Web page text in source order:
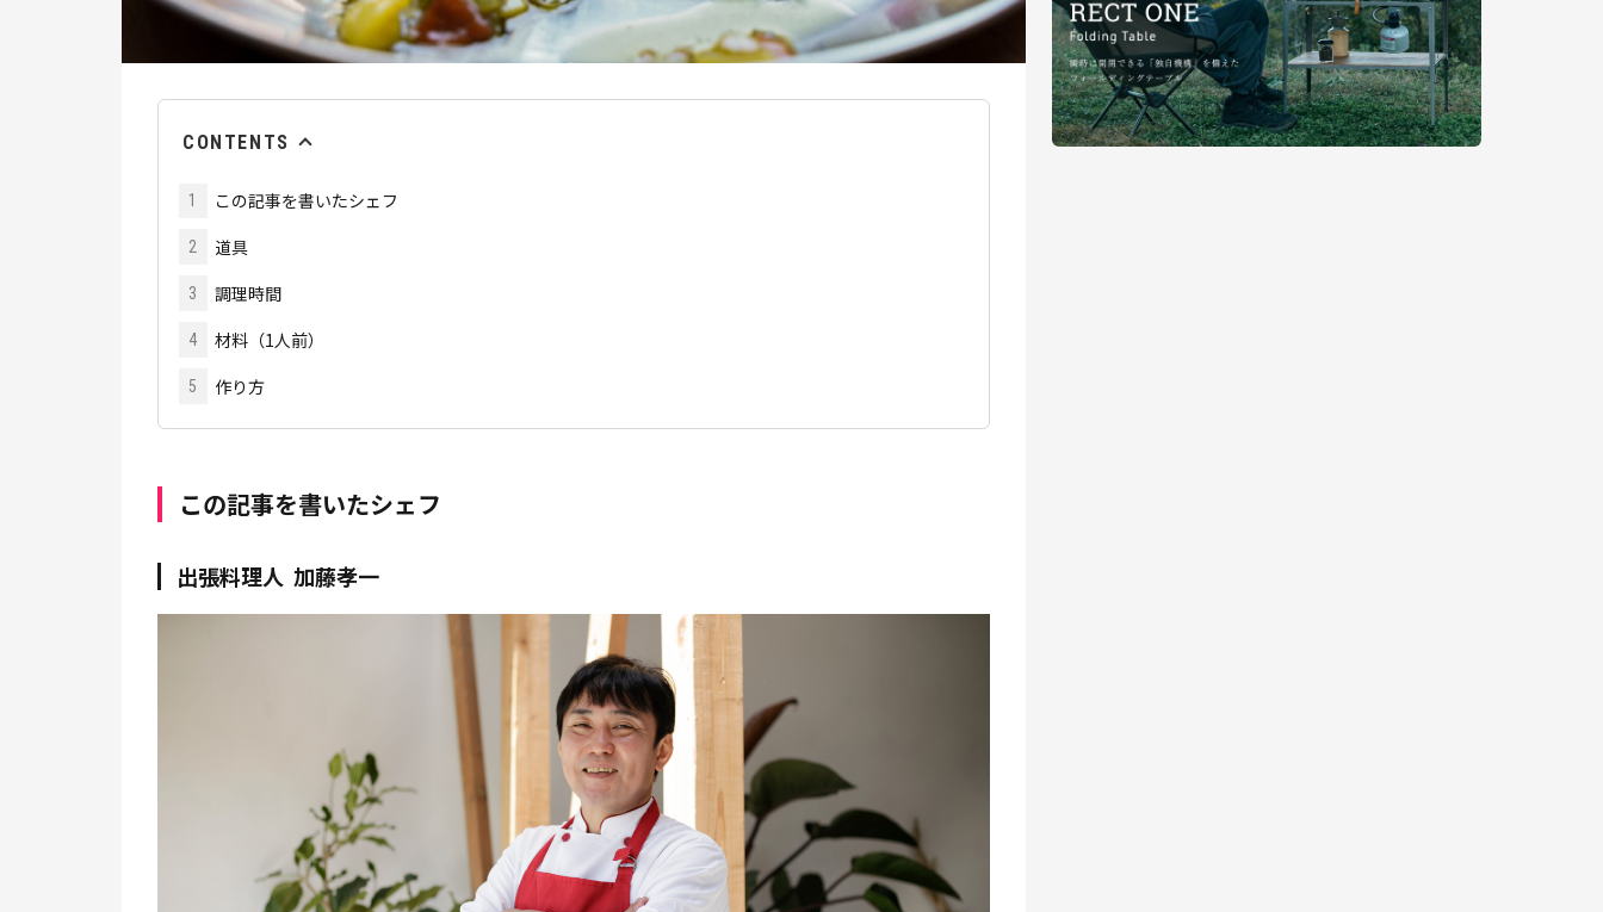
CONTENTS
1 この記事を書いたシェフ
2 道具
3 調理時間
4 材料（1人前）
5 作り方
この記事を書いたシェフ
出張料理人 加藤孝一